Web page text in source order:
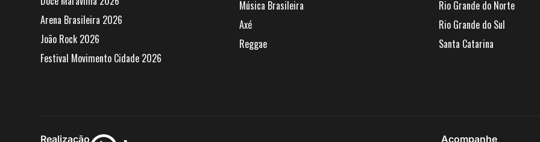
Arena Brasileira 2026
João Rock 2026
Festival Movimento Cidade 2026
Música Brasileira
Axé
Reggae
Rio Grande do Norte
Rio Grande do Sul
Santa Catarina
Realização Acompanhe